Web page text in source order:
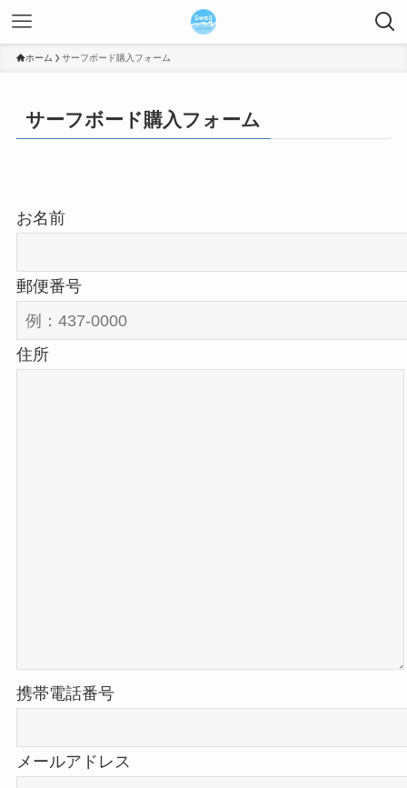
ホーム サーフボード購入フォーム
サーフボード購入フォーム
お名前
郵便番号
住所
携帯電話番号
メールアドレス